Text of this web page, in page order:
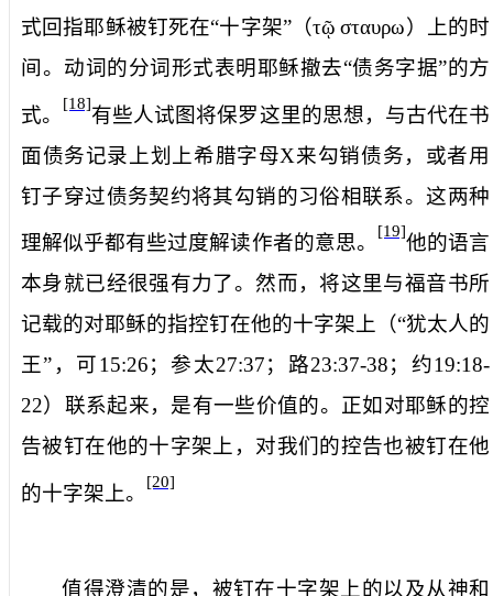
式回指耶稣被钉死在“十字架”（τῷ σταυρω）上的时
间。动词的分词形式表明耶稣撤去“债务字据”的方
式。 [18]有些人试图将保罗这里的思想，与古代在书
面债务记录上划上希腊字母X来勾销债务，或者用
钉子穿过债务契约将其勾销的习俗相联系。这两种
理解似乎都有些过度解读作者的意思。 [19]他的语言
本身就已经很强有力了。然而，将这里与福音书所
记载的对耶稣的指控钉在他的十字架上（“犹太人的
王”，可15:26；参太27:37；路23:37-38；约19:18-
22）联系起来，是有一些价值的。正如对耶稣的控
告被钉在他的十字架上，对我们的控告也被钉在他
的十字架上。 [20]
值得澄清的是，被钉在十字架上的以及从神和